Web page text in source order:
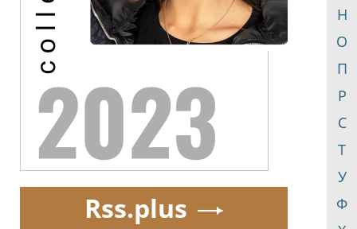
Н
О
П
Р
С
Т
У
Ф
Rss.plus